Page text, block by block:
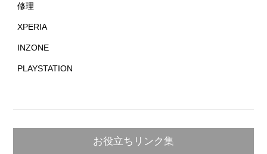
修理
XPERIA
INZONE
PLAYSTATION
お役立ちリンク集